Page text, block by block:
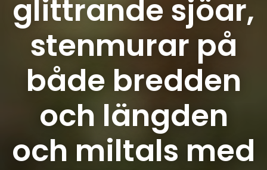
glittrande sjöar,
stenmurar på
både bredden
och längden
och miltals med